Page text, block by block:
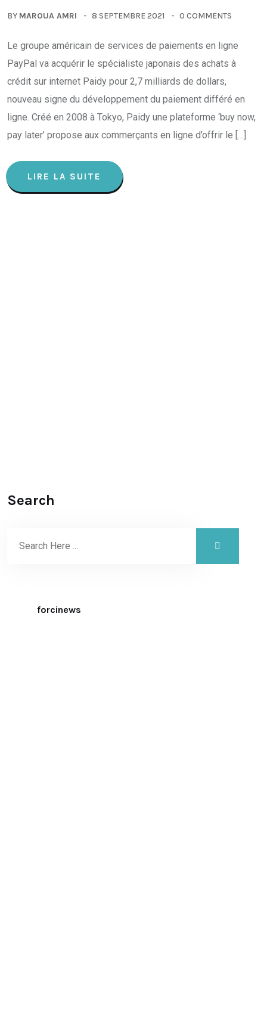
BY MAROUA AMRI 8 SEPTEMBRE 2021 0 COMMENTS
Le groupe américain de services de paiements en ligne
PayPal va acquérir le spécialiste japonais des achats à
crédit sur internet Paidy pour 2,7 milliards de dollars,
nouveau signe du développement du paiement différé en
ligne. Créé en 2008 à Tokyo, Paidy une plateforme ‘buy now,
pay later’ propose aux commerçants en ligne d’offrir le […]
LIRE LA SUITE
Search
forcinews